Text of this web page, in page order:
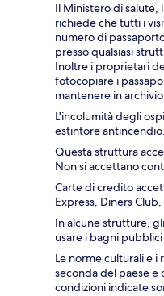
Il Ministero di salute,
richiede che tutti i
numero di
presso qualsiasi
Inoltre i proprietari
fotocopiare i
mantenere in
L'incolumità degli
estintore antincendio.
Questa struttura
Non si accettano
Carte di credito
Express, Diners
In alcune strutture,
usare i bagni
Le norme culturali e
seconda del paese e
condizioni indicate